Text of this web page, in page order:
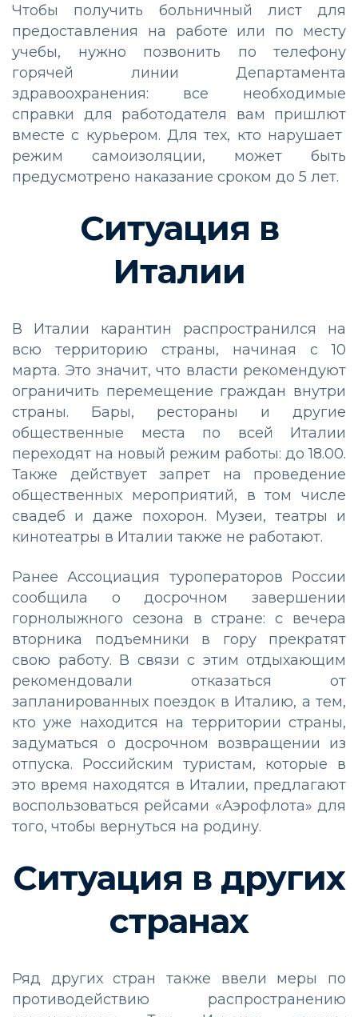
Чтобы получить больничный лист для
предоставления на работе или по месту
учебы, нужно позвонить по телефону
горячей линии Департамента
здравоохранения: все необходимые
справки для работодателя вам пришлют
вместе с курьером. Для тех, кто нарушает
режим самоизоляции, может быть
предусмотрено наказание сроком до 5 лет.
Ситуация в
Италии
В Италии карантин распространился на
всю территорию страны, начиная с 10
марта. Это значит, что власти рекомендуют
ограничить перемещение граждан внутри
страны. Бары, рестораны и другие
общественные места по всей Италии
переходят на новый режим работы: до 18.00.
Также действует запрет на проведение
общественных мероприятий, в том числе
свадеб и даже похорон. Музеи, театры и
кинотеатры в Италии также не работают.
Ранее Ассоциация туроператоров России
сообщила о досрочном завершении
горнолыжного сезона в стране: с вечера
вторника подъемники в гору прекратят
свою работу. В связи с этим отдыхающим
рекомендовали отказаться от
запланированных поездок в Италию, а тем,
кто уже находится на территории страны,
задуматься о досрочном возвращении из
отпуска. Российским туристам, которые в
это время находятся в Италии, предлагают
воспользоваться рейсами «Аэрофлота» для
того, чтобы вернуться на родину.
Ситуация в других
странах
Ряд других стран также ввели меры по
противодействию распространению